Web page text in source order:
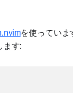
を使っていま
ます: